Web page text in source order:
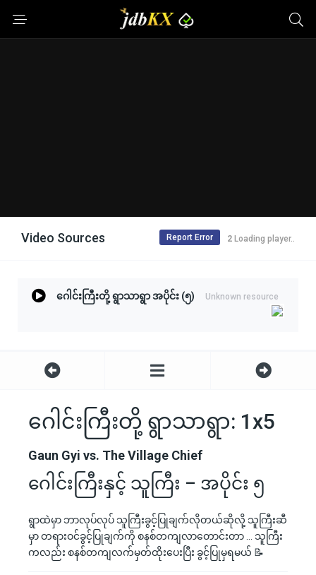
Video Sources 1 Loading player..
Report Error
ဂေါင်းကြီးတို့ ရွာသာရွာ အပိုင်း (၅) Unknown resource
ဂေါင်းကြီးတို့ ရွာသာရွာ: 1x5
Gaun Gyi vs. The Village Chief
ဂေါင်းကြီးနှင့် သူကြီး – အပိုင်း ၅
ရွာထဲမှာ ဘာလုပ်လုပ် သူကြီးခွင့်ပြုချက်လိုတယ်ဆိုလို့ သူကြီးဆီ
မှာ တရားဝင်ခွင့်ပြုချက်ကို စနစ်တကျလာတောင်းတာ … သူကြီး
ကလည်း စနစ်တကျလက်မှတ်ထိုးပေးပြီး ခွင့်ပြုမှရမယ် 📝